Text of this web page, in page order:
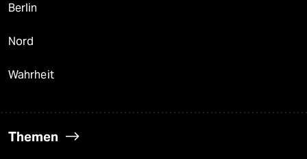
Berlin
Nord
Wahrheit
Themen